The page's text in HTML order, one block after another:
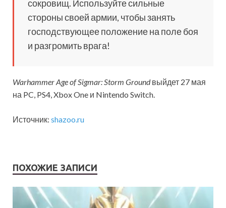
сокровищ. Используйте сильные
стороны своей армии, чтобы занять
господствующее положение на поле боя
и разгромить врага!
Warhammer Age of Sigmar: Storm Groundвыйдет 27 мая
на PC, PS4, Xbox One и Nintendo Switch.
Источник: shazoo.ru
ПОХОЖИЕ ЗАПИСИ